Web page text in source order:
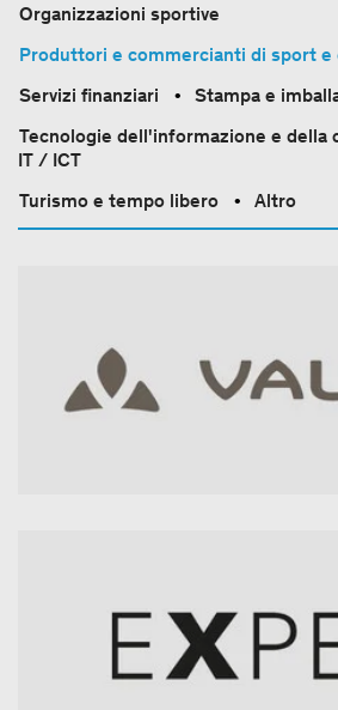
Organizzazioni sportive
Produttori e commercianti di sport e
Servizi finanziari
Stampa e
Tecnologie dell'informazione e della
IT / ICT
Turismo e tempo libero
Altro